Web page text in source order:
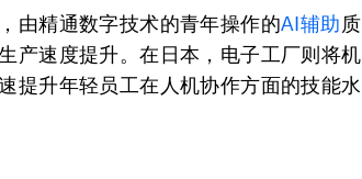
由精通数字技术的青年操作的AI辅助质
产速度提升。在日本，电子工厂则将机
提升年轻员工在人机协作方面的技能水